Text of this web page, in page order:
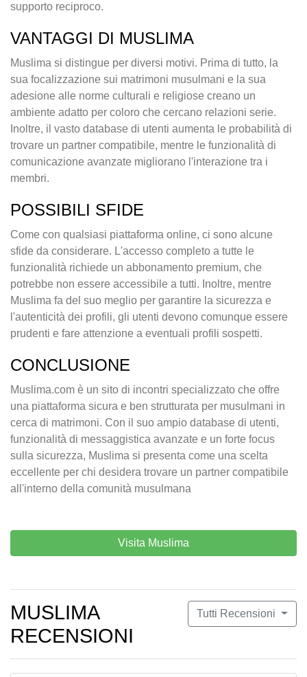
supporto reciproco.
VANTAGGI DI MUSLIMA
Muslima si distingue per diversi motivi. Prima di tutto, la
sua focalizzazione sui matrimoni musulmani e la sua
adesione alle norme culturali e religiose creano un
ambiente adatto per coloro che cercano relazioni serie.
Inoltre, il vasto database di utenti aumenta le probabilità di
trovare un partner compatibile, mentre le funzionalità di
comunicazione avanzate migliorano l'interazione tra i
membri.
POSSIBILI SFIDE
Come con qualsiasi piattaforma online, ci sono alcune
sfide da considerare. L'accesso completo a tutte le
funzionalità richiede un abbonamento premium, che
potrebbe non essere accessibile a tutti. Inoltre, mentre
Muslima fa del suo meglio per garantire la sicurezza e
l'autenticità dei profili, gli utenti devono comunque essere
prudenti e fare attenzione a eventuali profili sospetti.
CONCLUSIONE
Muslima.com è un sito di incontri specializzato che offre
una piattaforma sicura e ben strutturata per musulmani in
cerca di matrimoni. Con il suo ampio database di utenti,
funzionalità di messaggistica avanzate e un forte focus
sulla sicurezza, Muslima si presenta come una scelta
eccellente per chi desidera trovare un partner compatibile
all'interno della comunità musulmana
Visita Muslima
Tutti Recensioni
MUSLIMA
RECENSIONI